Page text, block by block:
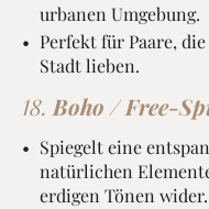
urbanen Umgebung.
Perfekt für Paare,
Stadt lieben.
18. Boho / Free-
Spiegelt eine
natürlichen
erdigen Tönen wider.